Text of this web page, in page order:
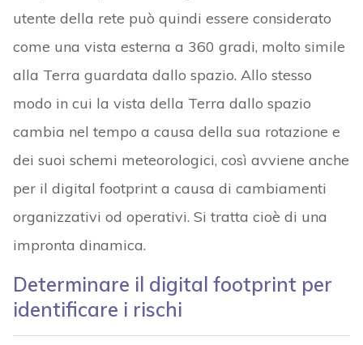
utente della rete può quindi essere considerato
come una vista esterna a 360 gradi, molto simile
alla Terra guardata dallo spazio. Allo stesso
modo in cui la vista della Terra dallo spazio
cambia nel tempo a causa della sua rotazione e
dei suoi schemi meteorologici, così avviene anche
per il digital footprint a causa di cambiamenti
organizzativi od operativi. Si tratta cioè di una
impronta dinamica.
Determinare il digital footprint per
identificare i rischi